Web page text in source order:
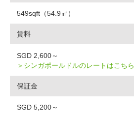
549sqft（54.9㎡）
賃料
SGD 2,600～
＞シンガポールドルのレートはこちら
保証金
SGD 5,200～